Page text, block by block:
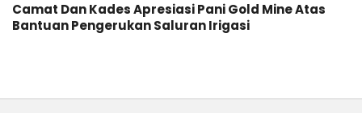
Camat Dan Kades Apresiasi Pani Gold Mine Atas
Bantuan Pengerukan Saluran Irigasi